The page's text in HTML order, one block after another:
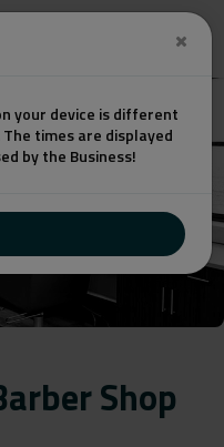
your device is different
times are displayed
by the Business!
Shop